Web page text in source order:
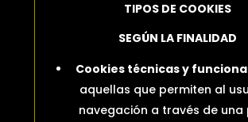
TIPOS DE COOKIES
SEGÚN LA FINALIDAD
Cookies técnicas y
aquellas que permiten al
navegación a través de una